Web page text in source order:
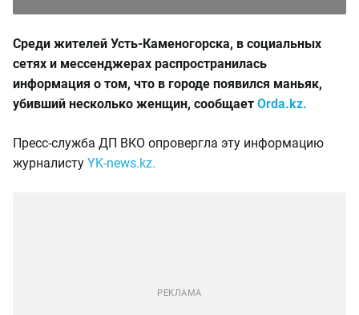
Среди жителей Усть-Каменогорска, в социальных
сетях и мессенджерах распространилась
информация о том, что в городе появился маньяк,
убивший несколько женщин, сообщает Orda.kz.
Пресс-служба ДП ВКО опровергла эту информацию
журналисту YK-news.kz.